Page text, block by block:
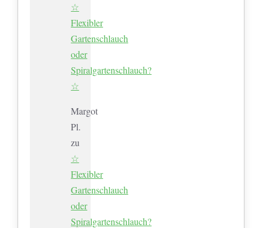
☆
Flexibler
Gartenschlauch
oder
Spiralgartenschlauch?
☆
Margot
Pl.
zu
☆
Flexibler
Gartenschlauch
oder
Spiralgartenschlauch?